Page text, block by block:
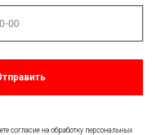
согласие на обработку персональных